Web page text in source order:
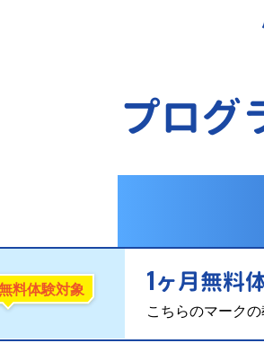
プログ
料体験対象 1ヶ月無料
こちらのマークの